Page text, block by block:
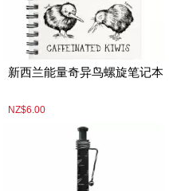
新西兰能量奇异鸟螺旋笔记本
NZ$6.00